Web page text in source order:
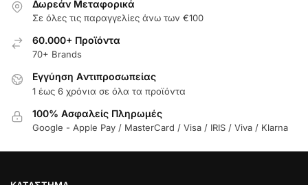
Δωρεάν Μεταφορικά
Σε όλες τις παραγγελίες άνω των €100
60.000+ Προϊόντα
70+ Brands
Εγγύηση Aντιπροσωπείας
1 έως 6 χρόνια σε όλα τα προϊόντα
100% Ασφαλείς Πληρωμές
Google - Apple Pay / MasterCard / Visa / IRIS / Viva / Klarna